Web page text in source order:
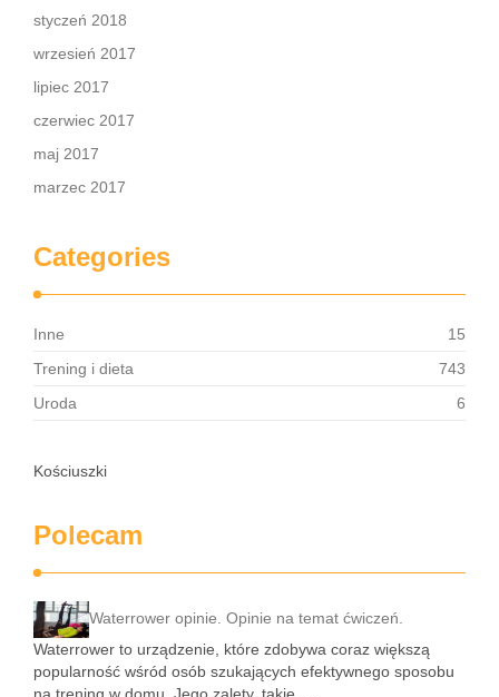
styczeń 2018
wrzesień 2017
lipiec 2017
czerwiec 2017
maj 2017
marzec 2017
Categories
Inne
15
Trening i dieta
743
Uroda
6
Kościuszki
Polecam
Waterrower opinie. Opinie na temat ćwiczeń.
Waterrower to urządzenie, które zdobywa coraz większą
popularność wśród osób szukających efektywnego sposobu